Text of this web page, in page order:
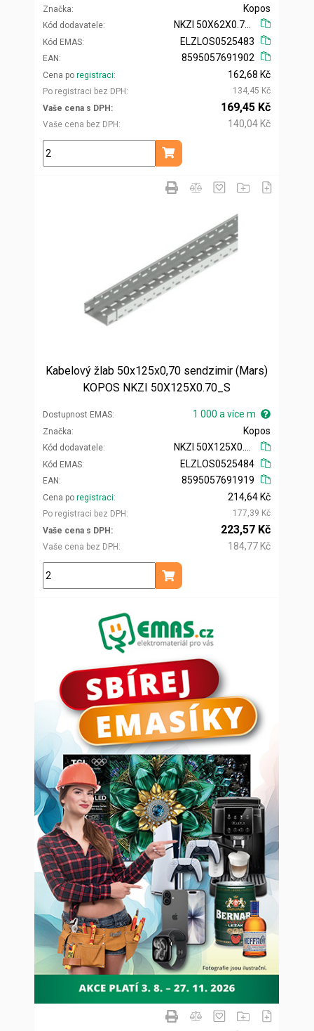
Značka
Kód dodavatele
Kopos
Kód EMAS
EAN
ELZLOS0525483
8595057691902
Cena po registraci
Po registraci bez DPH
162,68 Kč
134,45 Kč
Vaše cena s DPH
Vaše cena bez DPH
169,45 Kč
140,04 Kč
m
Přidat do košíku
Kabelový žlab 50x125x0,70 sendzimir (Mars)
KOPOS NKZI 50X125X0.70_S
Dostupnost EMAS 1 000 a více m
Značka
Kód dodavatele
Kopos
NKZI 50X125X0.70_S
Kód EMAS
EAN
ELZLOS0525484
8595057691919
Cena po registraci
Po registraci bez DPH
214,64 Kč
177,39 Kč
Vaše cena s DPH
Vaše cena bez DPH
223,57 Kč
184,77 Kč
m
Přidat do košíku